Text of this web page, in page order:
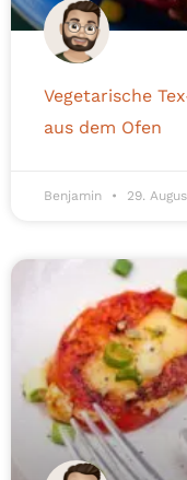
Vegetarische
aus dem Ofen
Benjamin 29.